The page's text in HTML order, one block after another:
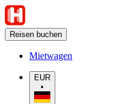
Reisen buchen
Mietwagen
EUR
•